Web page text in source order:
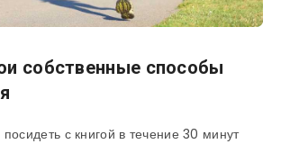
собственные способы
с книгой в течение 30 минут